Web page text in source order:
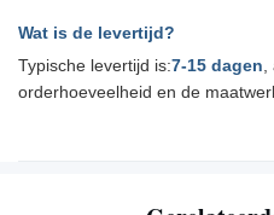
Wat is de levertijd?
Typische levertijd is:7-15 dagen,
orderhoeveelheid en de